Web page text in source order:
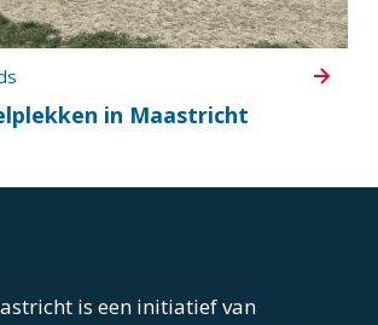
in Maastricht
is een initiatief van